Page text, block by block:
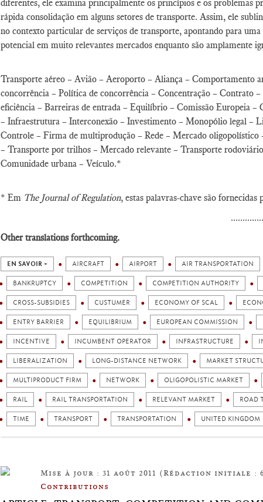
diferentes, ele examina principalmente os princípios e os problemas
rápida consolidação em alguns setores de transporte. Assim, ele
no contexto particular de serviços de transporte, apontando para
potencial em muito relevantes mercados enquanto são amplamente
Transporte aéreo – Avião – Aeroporto – Aliança – Comportamento
concorrência – Política de concorrência – Concentração – Contrato
eficiência – Barreiras de entrada – Equilíbrio – Comissão Europeia
– Infraestrutura – Interconexão – Investimento – Monopólio legal –
Controle – Firma de multiprodução – Rede – Mercado
– Transporte por trilhos – Mercado relevante – Transporte
Comunidade urbana – Veículo.*
* Em The Journal of Regulation, estas palavras-chave são
Other translations forthcoming.
EN SAVOIR + AIRCRAFT AIRPORT AIR TRANSPORTATION
BANKRUPTCY COMPETITION COMPETITION AUTHORITY
CROSS-SUBSIDIES CUSTUMER ECONOMY OF SCAL
ENTRY BARRIER EQUILIBRIUM EUROPEAN COMMISSION
INCENTIVE INCUMBENT OPERATOR INFRASTRUCTURE
LIBERALIZATION LONG-DISTANCE NETWORK MARKET
MULTIPRODUCT FIRM NETWORK OLIGOPOLISTIC MARKET
RAIL RAIL TRANSPORTATION RELEVANT MARKET ROAD
TIME TRANSPORT TRANSPORTATION UNITED KINGDOM
Mise à jour : 31 août 2011 (Rédaction initiale :
Contributions